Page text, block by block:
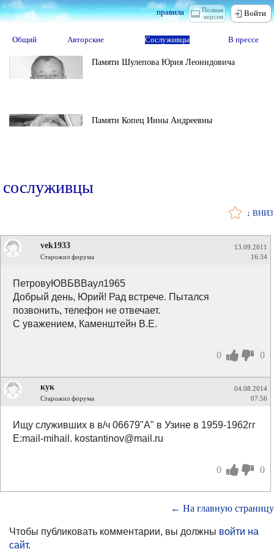
Полная
версия
правила Войти
Общий Авторские Сослуживцы В прессе
Памяти Шулепова Юрия Леонидовича
Памяти Копец Инны Андреевны
сослуживцы
↓ ВНИЗ
vek1933
Старожил форума
13.09.2011
16:34
ПетровуЮВБВВаул1965
Добрый день, Юрий! Рад встрече. Пытался
позвонить, телефон не отвечает.
С уважением, Каменштейн В.Е.
0 0
кук
Старожил форума
04.08.2014
07:56
Ищу служивших в в/ч 06679"А" в Узине в 1959-1962гг
E:mail-mihail. kostantinov@mail.ru
0 0
← На главную страницу
Чтобы публиковать комментарии, вы должны войти на
сайт.